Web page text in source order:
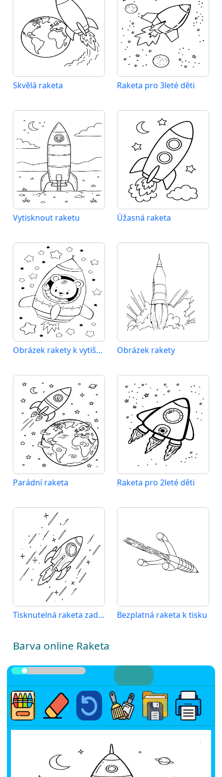
Skvělá raketa Raketa pro 3leté děti
Vytisknout raketu Úžasná raketa
Obrázek rakety k vytištění Obrázek rakety
Parádní raketa Raketa pro 2leté děti
Tisknutelná raketa zadarmo Bezplatná raketa k tisku
Barva online Raketa